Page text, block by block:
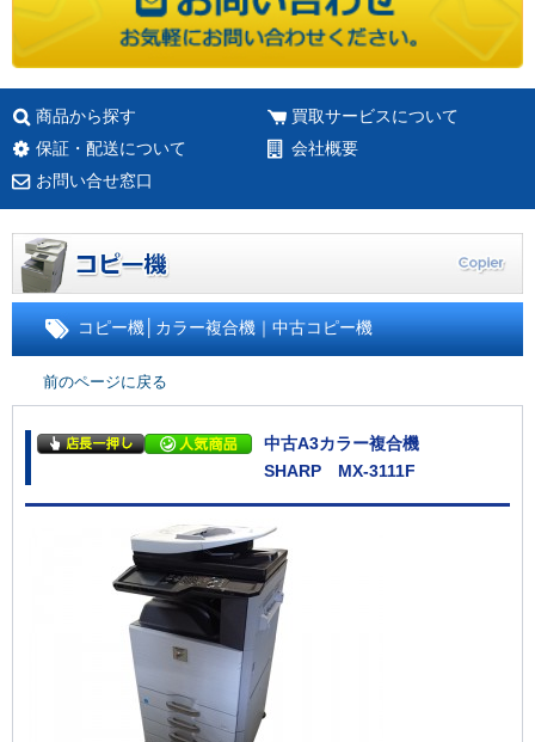
商品から探す
買取サービスについて
保証・配送について
会社概要
お問い合せ窓口
コピー機 カラー複合機｜中古コピー機
前のページに戻る
中古A3カラー複合機
SHARP MX-3111F